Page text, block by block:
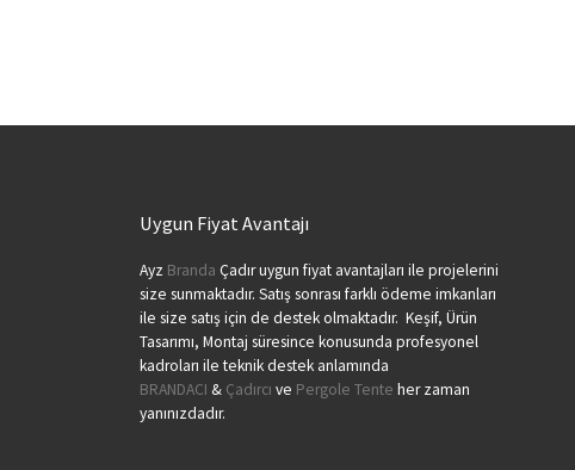
Uygun Fiyat Avantajı
Ayz Branda Çadır uygun fiyat avantajları ile projelerini
size sunmaktadır. Satış sonrası farklı ödeme imkanları
ile size satış için de destek olmaktadır. Keşif, Ürün
Tasarımı, Montaj süresince konusunda profesyonel
kadroları ile teknik destek anlamında
BRANDACI & Çadırcı ve Pergole Tente her zaman
yanınızdadır.